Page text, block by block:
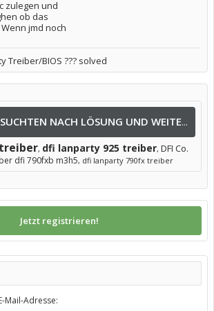
zulegen und
ob das
jmd noch
Treiber/BIOS ??? solved
ANDERE USER SUCHTEN NACH LÖSUNG UND WEITEREN INFOS NACH:
, dfi lanparty 925 treiber, DFI Co.
dfi 790fxb m3h5, dfi lanparty 790fx treiber
Jetzt registrieren!
Mail-Adresse: